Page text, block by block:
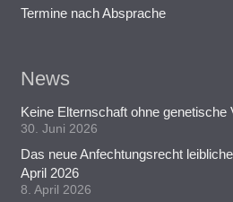
Termine nach Absprache
News
Keine Elternschaft ohne genetische
30. Juni 2026
Das neue Anfechtungsrecht
April 2026
8. April 2026